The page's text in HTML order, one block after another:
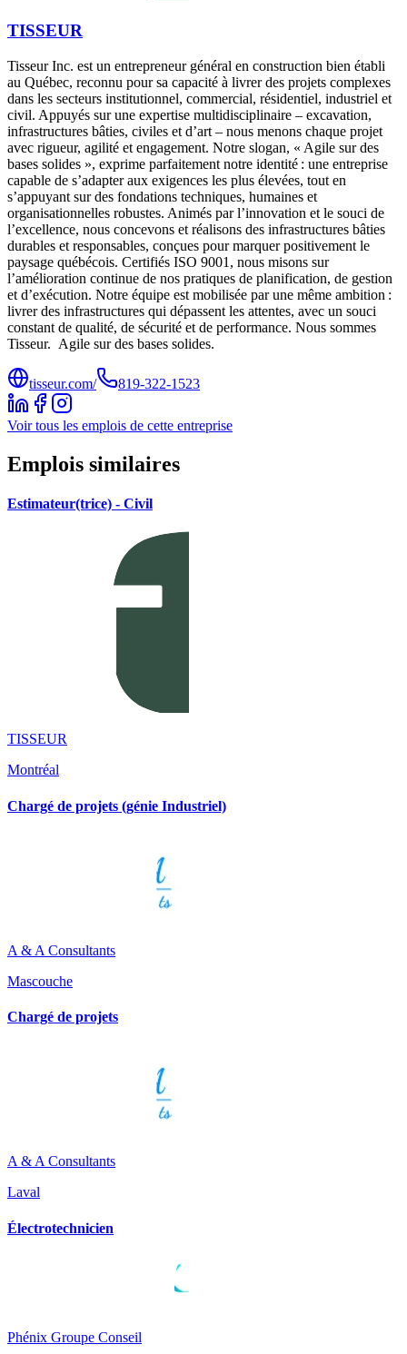
TISSEUR
Tisseur Inc. est un entrepreneur général en construction bien établi
au Québec, reconnu pour sa capacité à livrer des projets complexes
dans les secteurs institutionnel, commercial, résidentiel, industriel et
civil. Appuyés sur une expertise multidisciplinaire – excavation,
infrastructures bâties, civiles et d’art – nous menons chaque projet
avec rigueur, agilité et engagement. Notre slogan, « Agile sur des
bases solides », exprime parfaitement notre identité : une entreprise
capable de s’adapter aux exigences les plus élevées, tout en
s’appuyant sur des fondations techniques, humaines et
organisationnelles robustes. Animés par l’innovation et le souci de
l’excellence, nous concevons et réalisons des infrastructures bâties
durables et responsables, conçues pour marquer positivement le
paysage québécois. Certifiés ISO 9001, nous misons sur
l’amélioration continue de nos pratiques de planification, de gestion
et d’exécution. Notre équipe est mobilisée par une même ambition :
livrer des infrastructures qui dépassent les attentes, avec un souci
constant de qualité, de sécurité et de performance. Nous sommes
Tisseur. Agile sur des bases solides.
tisseur.com/ 819-322-1523
Voir tous les emplois de cette entreprise
Emplois similaires
Estimateur(trice) - Civil
TISSEUR
Montréal
Chargé de projets (génie Industriel)
A & A Consultants
Mascouche
Chargé de projets
A & A Consultants
Laval
Électrotechnicien
Phénix Groupe Conseil